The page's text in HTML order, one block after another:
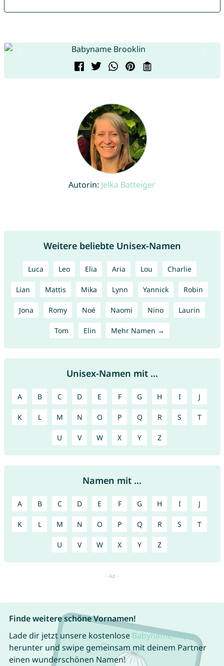
Autorin: Jelka Batteiger
Weitere beliebte Unisex-Namen
Luca Leo Elia Aria Lou Charlie
Lian Mattis Mika Lynn Yannick Robin
Jona Romy Noé Naomi Nino Laurin
Tom Elin Mehr Namen →
Unisex-Namen mit ...
A B C D E F G H I J
K L M N O P Q R S T
U V W X Y Z
Namen mit ...
A B C D E F G H I J
K L M N O P Q R S T
U V W X Y Z
Finde weitere schöne Vornamen!
Lade dir jetzt unsere kostenlose Babynamen App
herunter und swipe gemeinsam mit deinem Partner
einen wunderschönen Namen!